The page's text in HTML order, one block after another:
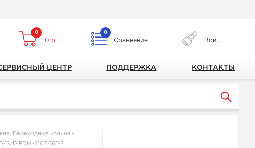
0
0 р.
0
Сравнение Войти
ЦЕНТР ПОДДЕРЖКА КОНТАКТЫ
Переходные кольца -
S/D PDM-2107.66T-S